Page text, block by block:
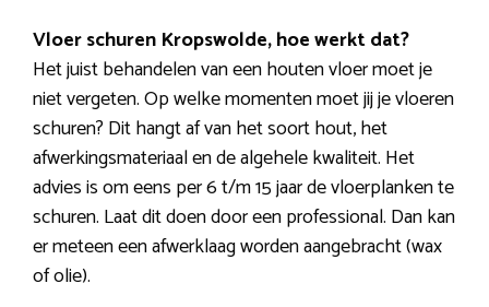
Vloer schuren Kropswolde, hoe werkt dat?
Het juist behandelen van een houten vloer moet je
niet vergeten. Op welke momenten moet jij je vloeren
schuren? Dit hangt af van het soort hout, het
afwerkingsmateriaal en de algehele kwaliteit. Het
advies is om eens per 6 t/m 15 jaar de vloerplanken te
schuren. Laat dit doen door een professional. Dan kan
er meteen een afwerklaag worden aangebracht (wax
of olie).